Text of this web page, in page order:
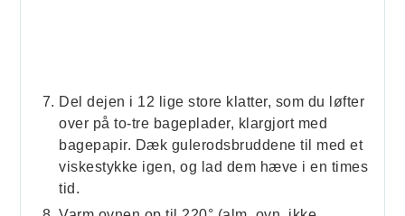
Del dejen i 12 lige store klatter, som du løfter
over på to-tre bageplader, klargjort med
bagepapir. Dæk gulerodsbruddene til med et
viskestykke igen, og lad dem hæve i en times
tid.